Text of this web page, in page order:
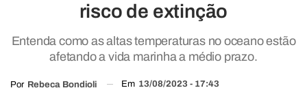
risco de extinção
Entenda como as altas temperaturas no oceano estão
afetando a vida marinha a médio prazo.
Por Rebeca Bondioli Em 13/08/2023 - 17:43